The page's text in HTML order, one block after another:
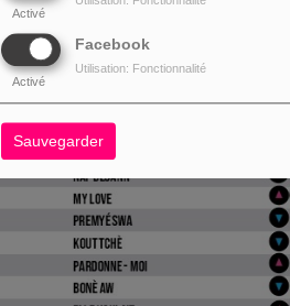
Activé
Facebook
Activé
Utilisation: Fonctionnalité
Sauvegarder